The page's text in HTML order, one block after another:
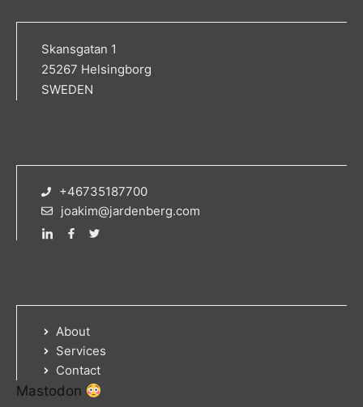
Skansgatan 1
25267 Helsingborg
SWEDEN
+46735187700
joakim@jardenberg.com
About
Services
Contact
Mastodon